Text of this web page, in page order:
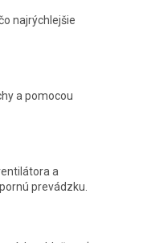
najrýchlejšie
a pomocou
a
prevádzku.